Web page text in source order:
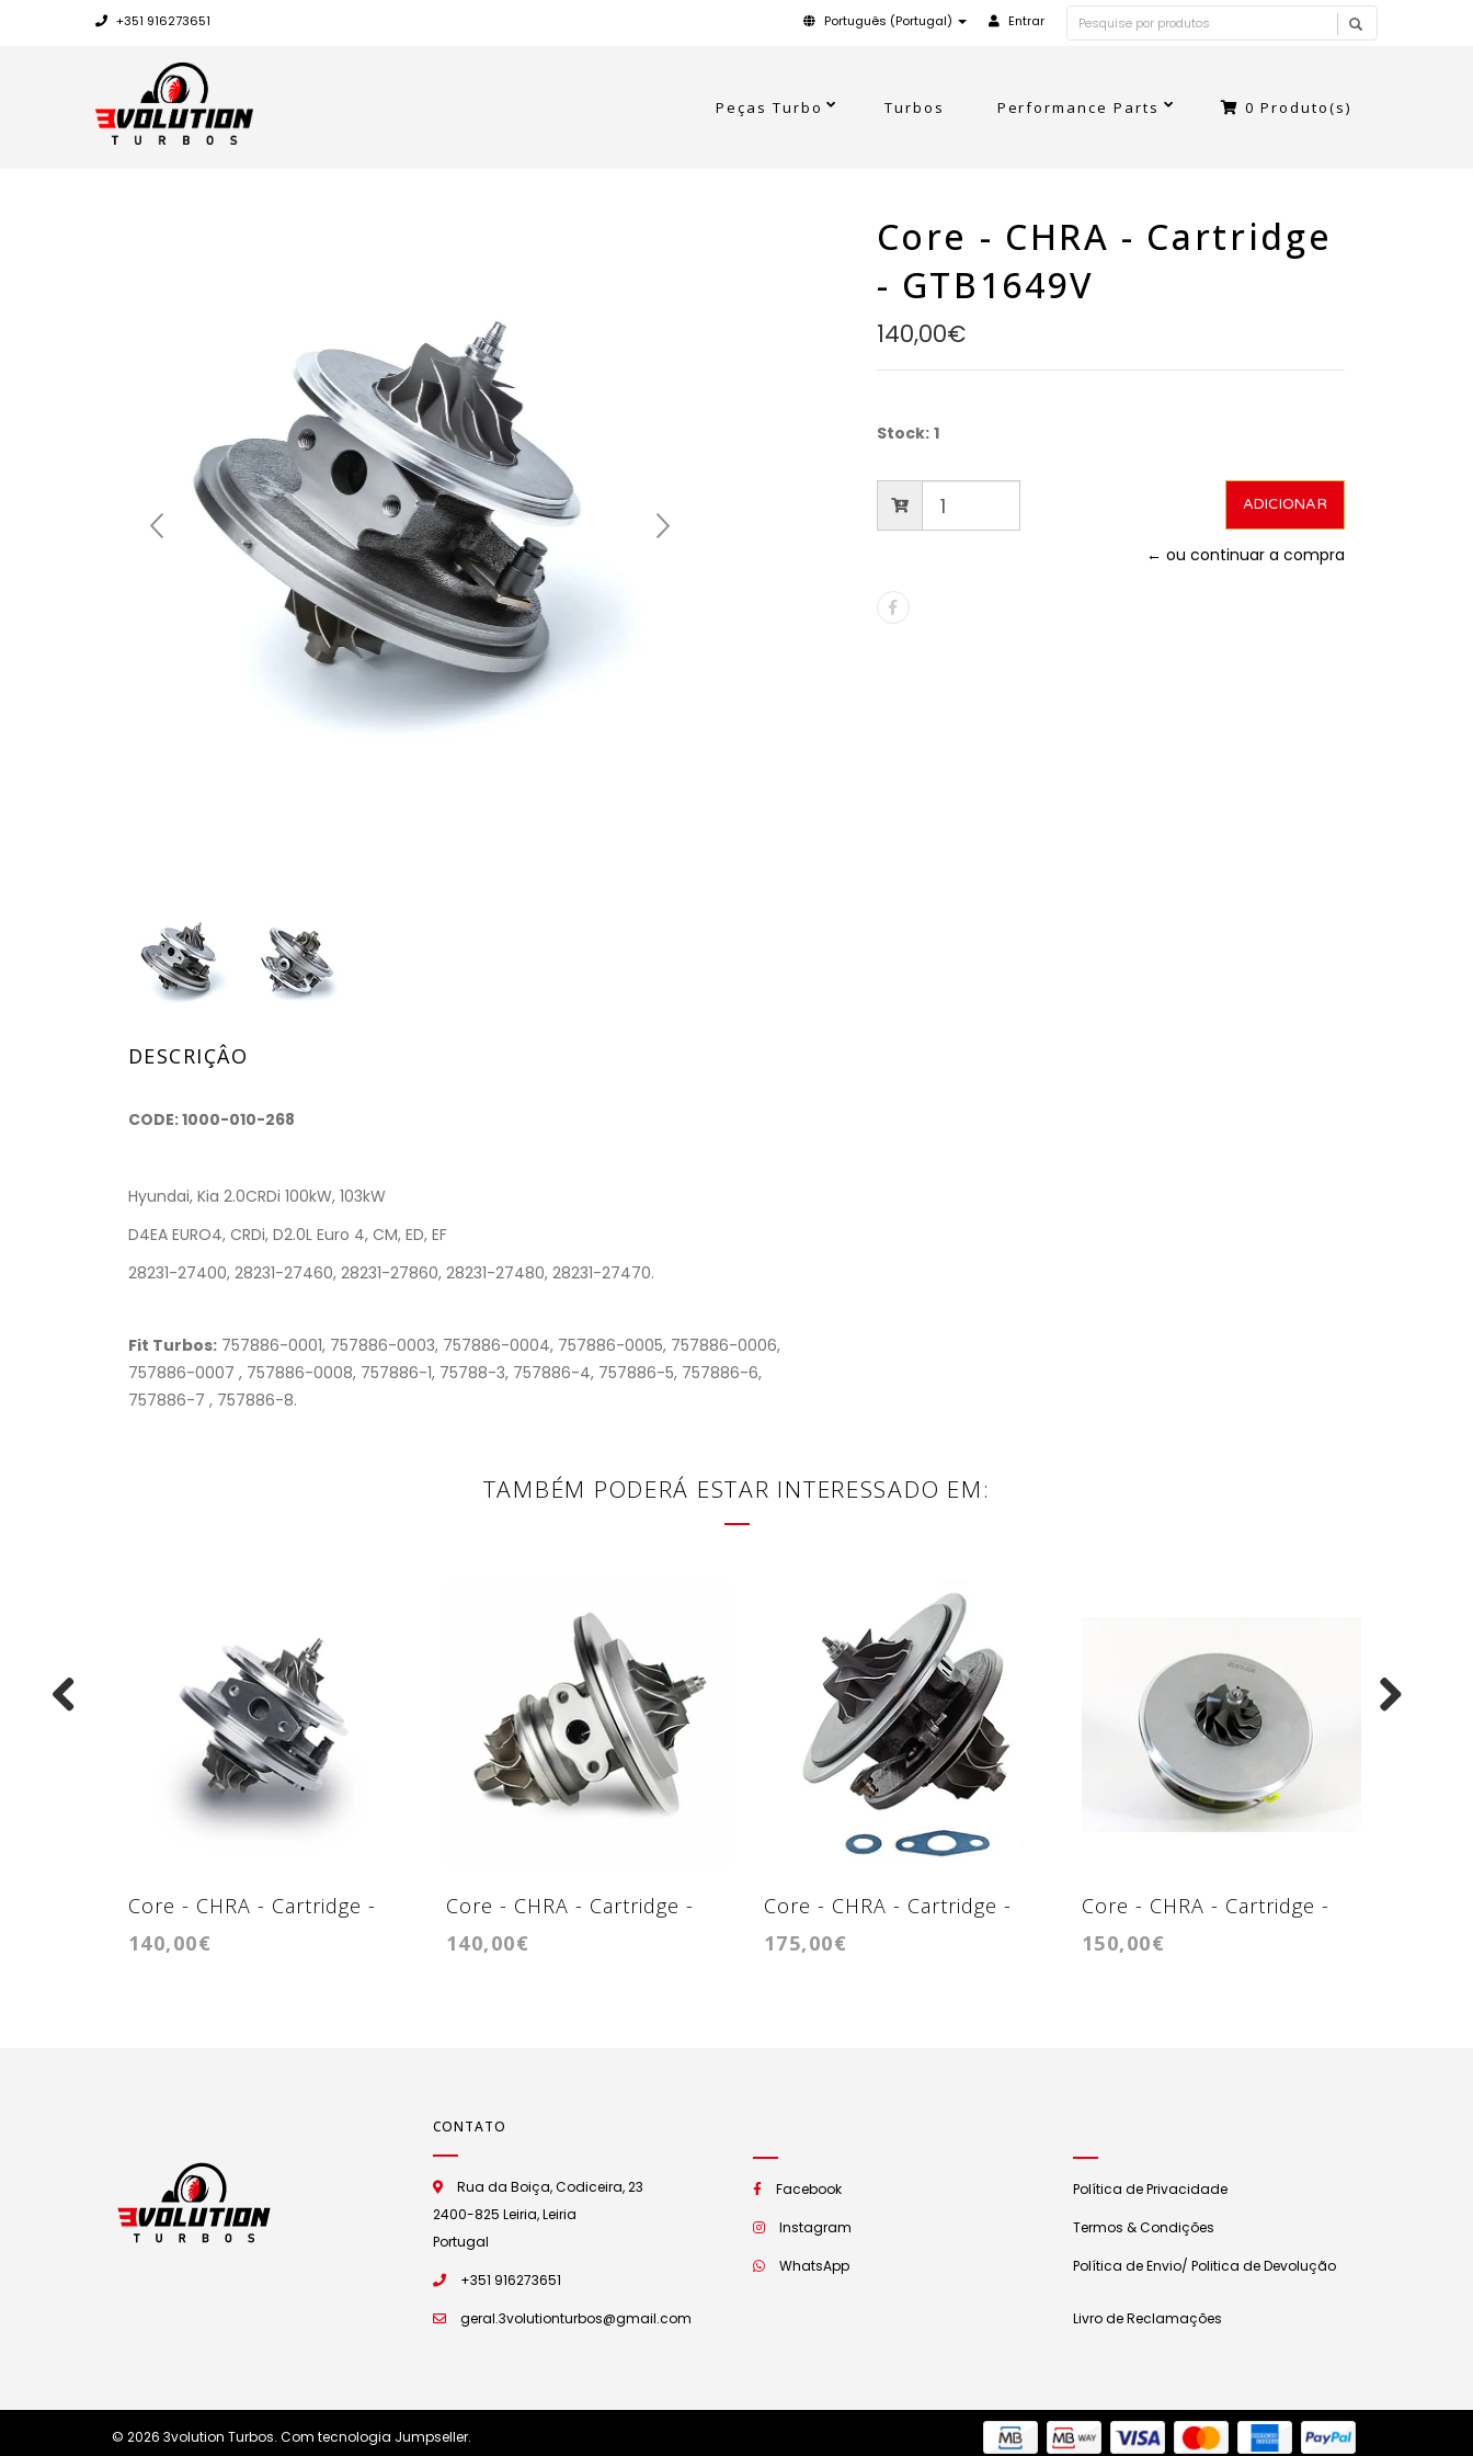
+351 916273651 Português (Portugal) Entrar
Peças Turbo Turbos Performance Parts 0 Produto(s)
DESCRIÇÂO
CODE: 1000-010-268
Hyundai, Kia 2.0CRDi 100kW, 103kW
D4EA EURO4, CRDi, D2.0L Euro 4, CM, ED, EF
28231-27400, 28231-27460, 28231-27860, 28231-27480, 28231-27470.
Fit Turbos: 757886-0001, 757886-0003, 757886-0004, 757886-0005, 757886-0006,
757886-0007 , 757886-0008, 757886-1, 75788-3, 757886-4, 757886-5, 757886-6,
757886-7 , 757886-8.
Core - CHRA - Cartridge
- GTB1649V
140,00€
Stock: 1
← ou continuar a compra
TAMBÉM PODERÁ ESTAR INTERESSADO EM:
Core - CHRA - Cartridge -
GT1544V
140,00€
Core - CHRA - Cartridge -
K03
140,00€
Core - CHRA - Cartridge -
GTA2260VK
175,00€
Core - CHRA - Cartridge -
GT1746V
150,00€
CONTATO
Rua da Boiça, Codiceira, 23
2400-825 Leiria, Leiria
Portugal
+351 916273651
geral.3volutionturbos@gmail.com
Facebook
Instagram
WhatsApp
Política de Privacidade
Termos & Condições
Política de Envio/ Politica de Devolução
Livro de Reclamações
© 2026 3volution Turbos. Com tecnologia Jumpseller.